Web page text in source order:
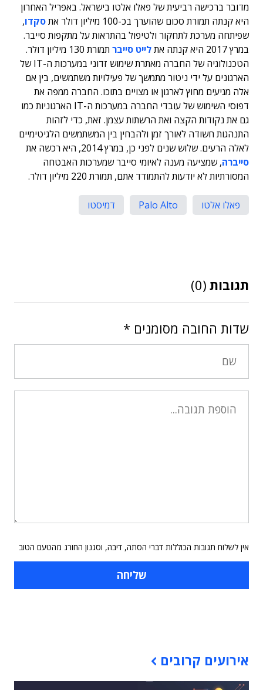
מדובר ברכישה רביעית של פאלו אלטו בישראל. באפריל האחרון
היא קנתה תמורת סכום שהוערך בכ-100 מיליון דולר את
סקדו,
שפיתחה מערכת לתחקור ולטיפול בהתראות על מתקפות סייבר.
במרץ 2017 היא קנתה את
לייט סייבר
תמורת 130 מיליון דולר.
הטכנולוגיה של החברה מאתרת שימוש זדוני במערכות ה-IT של
הארגונים על ידי ניטור מתמשך של פעילויות משתמשים, בין אם
אלה מגיעים מחוץ לארגון או מצויים בתוכו. החברה ממפה את
דפוסי השימוש של עובדי החברה במערכות ה-IT הארגוניות כמו
גם את נקודות הקצה ואת הרשתות עצמן. זאת, כדי לזהות
התנהגות חשודה לאורך זמן ולהבחין בין המשתמשים הלגיטימיים
לאלה הרעים. שלוש שנים לפני כן, במרץ 2014, היא רכשה את
סייברה, שמציעה מענה לאיומי סייבר שמערכות האבטחה
המסורתיות לא יודעות להתמודד אתם, תמורת 220 מיליון דולר.
פאלו אלטו Palo Alto דמיסטו
תגובות (0)
שדות החובה מסומנים *
אין לשלוח תגובות הכוללות דברי הסתה, דיבה, וסגנון החורג מהטעם הטוב
אירועים קרובים